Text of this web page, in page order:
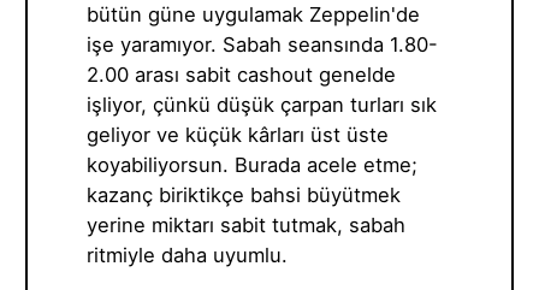
bütün güne uygulamak Zeppelin'de
işe yaramıyor. Sabah seansında 1.80-
2.00 arası sabit cashout genelde
işliyor, çünkü düşük çarpan turları sık
geliyor ve küçük kârları üst üste
koyabiliyorsun. Burada acele etme;
kazanç biriktikçe bahsi büyütmek
yerine miktarı sabit tutmak, sabah
ritmiyle daha uyumlu.